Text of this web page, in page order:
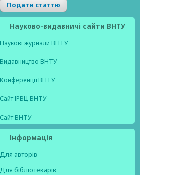
Подати статтю
Науково-видавничі сайти ВНТУ
Наукові журнали ВНТУ
Видавництво ВНТУ
Конференції ВНТУ
Сайт ІРВЦ ВНТУ
Сайт ВНТУ
Інформація
Для авторів
Для бібліотекарів